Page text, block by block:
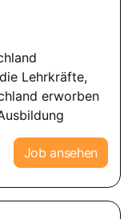
Lehrkräfte,
erworben
Job ansehen